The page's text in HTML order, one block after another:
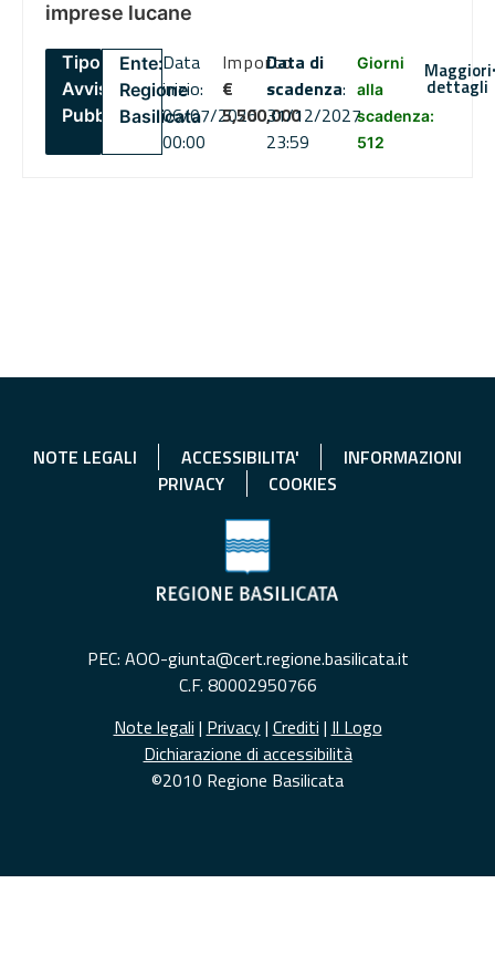
imprese lucane
Tipo:
Avviso
Pubblico
Ente:
Regione
Basilicata
Data
inizio:
06/07/2026
00:00
Importo
€
5,500,000
Data di
scadenza:
31/12/2027
23:59
Giorni
alla
scadenza:
512
Maggiori
dettagli
NOTE LEGALI ACCESSIBILITA'
INFORMAZIONI
PRIVACY
COOKIES
PEC: AOO-giunta@cert.regione.basilicata.it
C.F. 80002950766
Note legali | Privacy| Crediti | Il Logo
Dichiarazione di accessibilità
©2010 Regione Basilicata